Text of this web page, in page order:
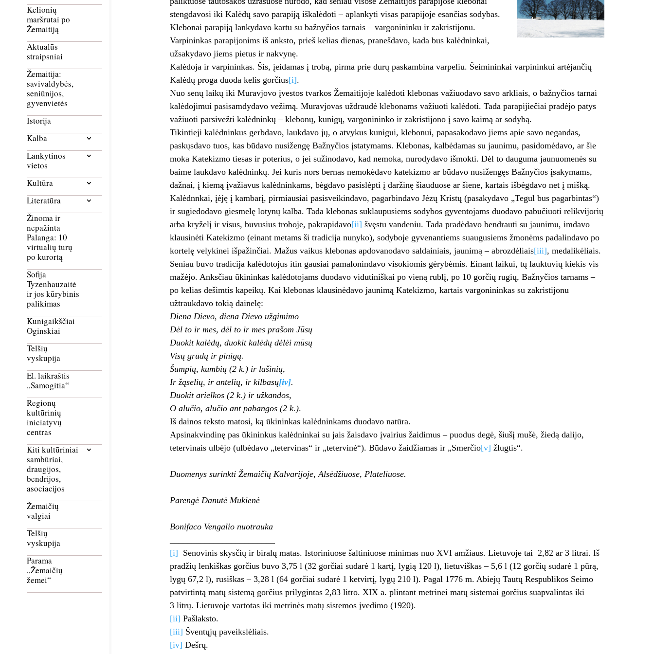
Kelionių
maršrutai po
Žemaitiją
Aktualūs
straipsniai
Žemaitija:
savivaldybės,
seniūnijos,
gyvenvietės
Istorija
Kalba
Lankytinos
vietos
Kultūra
Literatūra
Žinoma ir
nepažinta
Palanga: 10
virtualių turų
po kurortą
Sofija
Tyzenhauzaitė
ir jos kūrybinis
palikimas
Kunigaikščiai
Oginskiai
Telšių
vyskupija
El. laikraštis
„Samogitia“
Regionų
kultūrinių
iniciatyvų
centras
Kiti kultūriniai
sambūriai,
draugijos,
bendrijos,
asociacijos
Žemaičių
valgiai
Telšių
vyskupija
Parama
„Žemaičių
žemei“
stengdavosi iki Kalėdų savo parapiją iškalėdoti – aplankyti visas parapijoje esančias sodybas.
Klebonai parapiją lankydavo kartu su bažnyčios tarnais – vargonininku ir zakristijonu.
Varpininkas parapijonims iš anksto, prieš kelias dienas, pranešdavo, kada bus kalėdninkai,
užsakydavo jiems pietus ir nakvynę.
Kalėdoja ir varpininkas. Šis, įeidamas į trobą, pirma prie durų paskambina varpeliu. Šeimininkai varpininkui artėjančių
Kalėdų proga duoda kelis gorčius[i].
Nuo senų laikų iki Muravjovo įvestos tvarkos Žemaitijoje kalėdoti klebonas važiuodavo savo arkliais, o bažnyčios tarnai
kalėdojimui pasisamdydavo vežimą. Muravjovas uždraudė klebonams važiuoti kalėdoti. Tada parapijiečiai pradėjo patys
važiuoti parsivežti kalėdninkų – klebonų, kunigų, vargonininko ir zakristijono į savo kaimą ar sodybą.
Tikintieji kalėdninkus gerbdavo, laukdavo jų, o atvykus kunigui, klebonui, papasakodavo jiems apie savo negandas,
paskųsdavo tuos, kas būdavo nusižengę Bažnyčios įstatymams. Klebonas, kalbėdamas su jaunimu, pasidomėdavo, ar šie
moka Katekizmo tiesas ir poterius, o jei sužinodavo, kad nemoka, nurodydavo išmokti. Dėl to dauguma jaunuomenės su
baime laukdavo kalėdninkų. Jei kuris nors bernas nemokėdavo katekizmo ar būdavo nusižengęs Bažnyčios įsakymams,
dažnai, į kiemą įvažiavus kalėdninkams, bėgdavo pasislėpti į daržinę šiauduose ar šiene, kartais išbėgdavo net į mišką.
Kalėdnnkai, įėję į kambarį, pirmiausiai pasisveikindavo, pagarbindavo Jėzų Kristų (pasakydavo „Tegul bus pagarbintas“)
ir sugiedodavo giesmelę lotynų kalba. Tada klebonas suklaupusiems sodybos gyventojams duodavo pabučiuoti relikvijorių
arba kryželį ir visus, buvusius troboje, pakrapidavo[ii] švęstu vandeniu. Tada pradėdavo bendrauti su jaunimu, imdavo
klausinėti Katekizmo (einant metams ši tradicija nunyko), sodyboje gyvenantiems suaugusiems žmonėms padalindavo po
kortelę velykinei išpažinčiai. Mažus vaikus klebonas apdovanodavo saldainiais, jaunimą – abrozdėliais[iii], medalikėliais.
Seniau buvo tradicija kalėdotojus itin gausiai pamalonindavo visokiomis gėrybėmis. Einant laikui, tų lauktuvių kiekis vis
mažėjo. Anksčiau ūkininkas kalėdotojams duodavo vidutiniškai po vieną rublį, po 10 gorčių rugių, Bažnyčios tarnams –
po kelias dešimtis kapeikų. Kai klebonas klausinėdavo jaunimą Katekizmo, kartais vargonininkas su zakristijonu
užtraukdavo tokią dainelę:
Diena Dievo, diena Dievo užgimimo
Dėl to ir mes, dėl to ir mes prašom Jūsų
Duokit kalėdų, duokit kalėdų dėlėi mūsų
Visų grūdų ir pinigų.
Šumpių, kumbių (2 k.) ir lašinių,
Ir žąselių, ir antelių, ir kilbasų[iv].
Duokit arielkos (2 k.) ir užkandos,
O alučio, alučio ant pabangos (2 k.).
Iš dainos teksto matosi, ką ūkininkas kalėdninkams duodavo natūra.
Apsinakvindinę pas ūkininkus kalėdninkai su jais žaisdavo įvairius žaidimus – puodus degė, šiušį mušė, žiedą dalijo,
tetervinais ulbėjo (ulbėdavo „tetervinas“ ir „tetervinė“). Būdavo žaidžiamas ir „Smerčio[v] žlugtis“.
Duomenys surinkti Žemaičių Kalvarijoje, Alsėdžiuose, Plateliuose.
Parengė Danutė Mukienė
Bonifaco Vengalio nuotrauka
[i] Senovinis skysčių ir biralų matas. Istoriniuose šaltiniuose minimas nuo XVI amžiaus. Lietuvoje tai 2,82 ar 3 litrai. Iš
pradžių lenkiškas gorčius buvo 3,75 l (32 gorčiai sudarė 1 kartį, lygią 120 l), lietuviškas – 5,6 l (12 gorčių sudarė 1 pūrą,
lygų 67,2 l), rusiškas – 3,28 l (64 gorčiai sudarė 1 ketvirtį, lygų 210 l). Pagal 1776 m. Abiejų Tautų Respublikos Seimo
patvirtintą matų sistemą gorčius prilygintas 2,83 litro. XIX a. plintant metrinei matų sistemai gorčius suapvalintas iki
3 litrų. Lietuvoje vartotas iki metrinės matų sistemos įvedimo (1920).
[ii] Pašlaksto.
[iii] Šventųjų paveikslėliais.
[iv] Dešrų.